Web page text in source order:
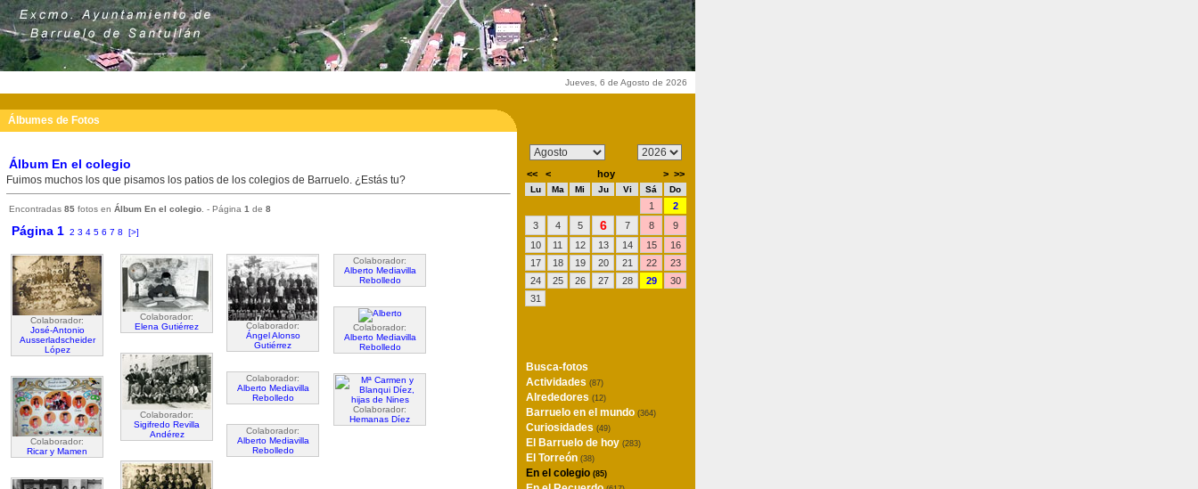
Jueves, 6 de Agosto de 2026
Álbumes de Fotos
Álbum En el colegio
Fuimos muchos los que pisamos los patios de los colegios de Barruelo. ¿Estás tu?
Encontradas 85 fotos en Álbum En el colegio . - Página 1 de 8
Página 1 2 3 4 5 6 7 8 [>]
Colaborador:
José-Antonio
Ausserladscheider
López
Colaborador:
Ricar y Mamen
Colaborador:
Elena Gutiérrez
Colaborador:
Sigifredo Revilla
Andérez
Colaborador:
Ángel Alonso
Gutiérrez
Colaborador:
Alberto Mediavilla
Rebolledo
Colaborador:
Alberto Mediavilla
Rebolledo
Colaborador:
Alberto Mediavilla
Rebolledo
Colaborador:
Alberto Mediavilla
Rebolledo
Colaborador:
Hemanas Díez
<< < hoy > >>
Lu Ma Mi Ju Vi Sá Do
1
2
3
4 5 6 7 8
9
10
11 12 13 14 15
16
17
18 19 20 21 22
23
24
25 26 27 28 29
30
31
Busca-fotos
Actividades (87)
Alrededores (12)
Barruelo en el mundo (364)
Curiosidades (49)
El Barruelo de hoy (283)
El Torreón (38)
En el colegio (85)